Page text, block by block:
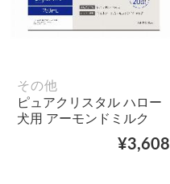
その他
ピュアクリスタル ハロー
犬用 アーモンドミルク
¥3,608